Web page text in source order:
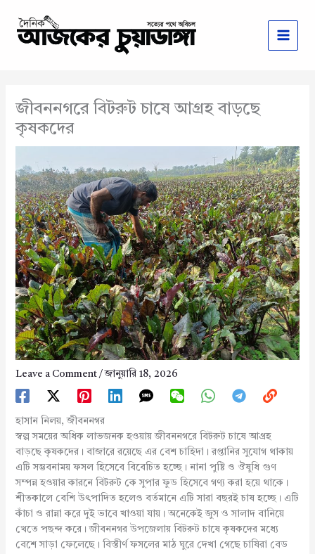
content
জীবননগরে বিটরুট চাষে আগ্রহ বাড়ছে
কৃষকদের
Leave a Comment /জানুয়ারি 18, 2026
হাসান নিলয়, জীবননগর
স্বল্প সময়ের অধিক লাভজনক হওয়ায় জীবননগরে বিটরুট চাষে আগ্রহ
বাড়ছে কৃষকদের। বাজারে রয়েছে এর বেশ চাহিদা। রপ্তানির সুযোগ থাকায়
এটি সম্ভবনাময় ফসল হিসেবে বিবেচিত হচ্ছে। নানা পুষ্টি ও ঔষুধি গুণ
সম্পন্ন হওয়ার কারনে বিটরুট কে সুপার ফুড হিসেবে গণ্য করা হয়ে থাকে।
শীতকালে বেশি উৎপাদিত হলেও বর্তমানে এটি সারা বছরই চাষ হচ্ছে। এটি
কাঁচা ও রান্না করে দুই ভাবে খাওয়া যায়। অনেকেই জুস ও সালাদ বানিয়ে
খেতে পছন্দ করে। জীবননগর উপজেলায় বিটরুট চাষে কৃষকদের মধ্যে
বেশে সাড়া ফেলেছে। বিস্তীর্ণ ফসলের মাঠ ঘুরে দেখা গেছে চাষিরা বেড